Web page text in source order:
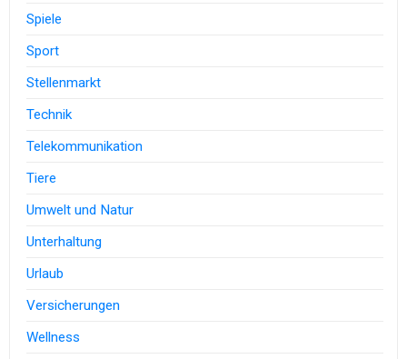
Spiele
Sport
Stellenmarkt
Technik
Telekommunikation
Tiere
Umwelt und Natur
Unterhaltung
Urlaub
Versicherungen
Wellness